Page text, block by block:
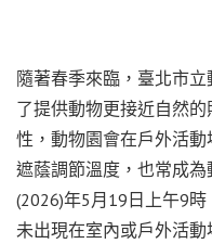
隨著春季來臨，臺北市
了提供動物更接近自然
性，動物園會在戶外活
遮蔭調節溫度，也常成
(2026)年5月19日上午9
未出現在室內或戶外活